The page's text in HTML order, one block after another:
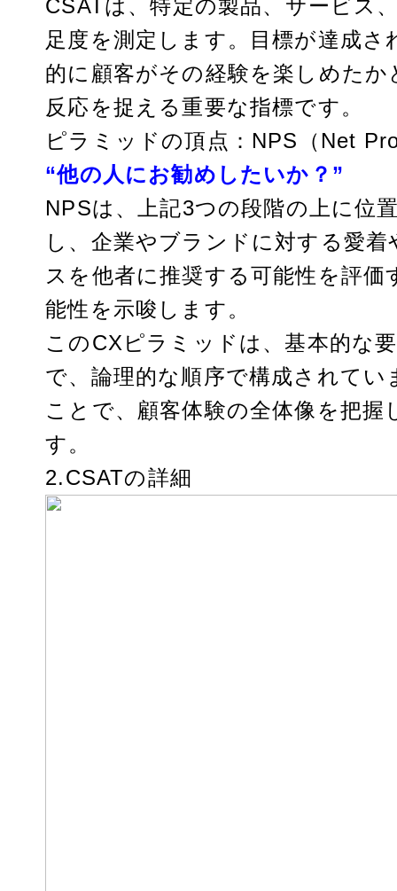
CSATは、特定の製品、サービス
足度を測定します。目標が達成
的に顧客がその経験を楽しめた
反応を捉える重要な指標です。
ピラミッドの頂点：NPS（Net
“他の人にお勧めしたいか？”
NPSは、上記3つの段階の上に位
し、企業やブランドに対する愛
スを他者に推奨する可能性を評
能性を示唆します。
このCXピラミッドは、基本的な
で、論理的な順序で構成されて
ことで、顧客体験の全体像を把
す。
2.CSATの詳細